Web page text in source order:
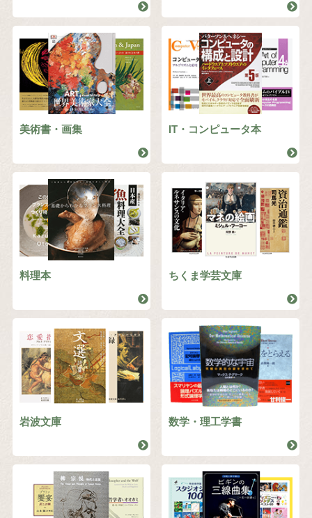
美術書・画集 IT・コンピュータ本
料理本 ちくま学芸文庫
岩波文庫 数学・理工学書